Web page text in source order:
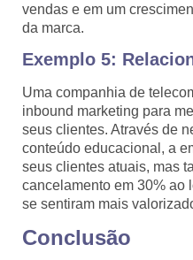
vendas e em um
da marca.
Exemplo 5:
Uma companhia de
inbound marketing para
seus clientes. Através de
conteúdo educacional, a
seus clientes atuais, mas
cancelamento em 30% ao
se sentiram mais
Conclusão